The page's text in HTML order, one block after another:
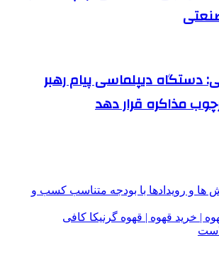
دستگاه دیپلماسی پیام رهبر
مذاکره قرار دهد
ها و رویدادها با بودجه متناسب کسب و
| خرید قهوه | قهوه گرنیکا کافی